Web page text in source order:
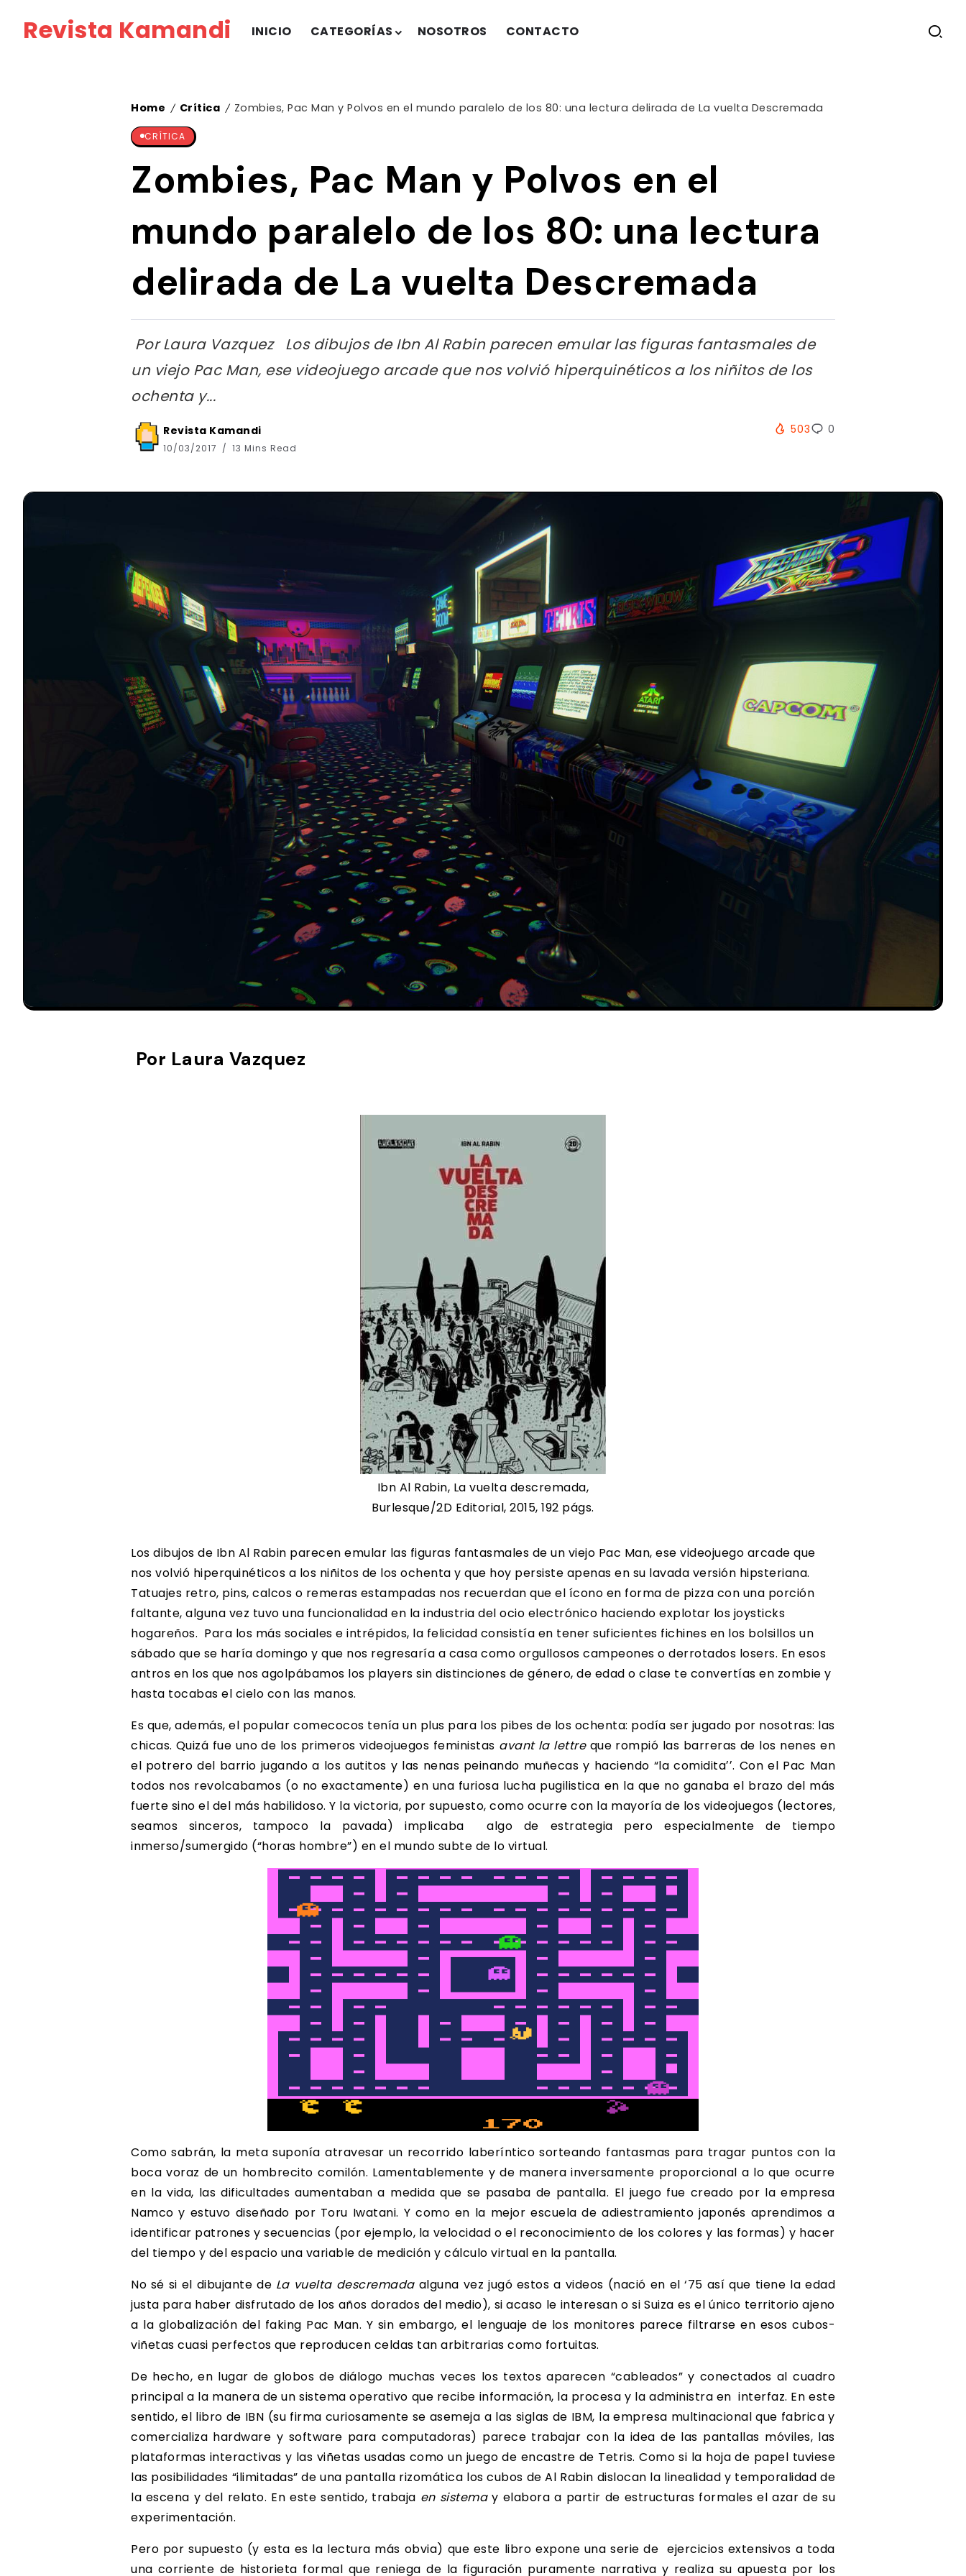
Revista Kamandi INICIO CATEGORÍAS NOSOTROS CONTACTO
Home / Crítica / Zombies, Pac Man y Polvos en el mundo paralelo de los 80: una lectura delirada de La vuelta Descremada
CRÍTICA
Zombies, Pac Man y Polvos en el
mundo paralelo de los 80: una lectura
delirada de La vuelta Descremada
Por Laura Vazquez Los dibujos de Ibn Al Rabin parecen emular las figuras fantasmales de
un viejo Pac Man, ese videojuego arcade que nos volvió hiperquinéticos a los niñitos de los
ochenta y...
Revista Kamandi
10/03/2017 13 Mins Read
503 0
Por Laura Vazquez
Ibn Al Rabin, La vuelta descremada,
Burlesque/2D Editorial, 2015, 192 págs.
Los dibujos de Ibn Al Rabin parecen emular las figuras fantasmales de un viejo Pac Man, ese videojuego arcade que
nos volvió hiperquinéticos a los niñitos de los ochenta y que hoy persiste apenas en su lavada versión hipsteriana.
Tatuajes retro, pins, calcos o remeras estampadas nos recuerdan que el ícono en forma de pizza con una porción
faltante, alguna vez tuvo una funcionalidad en la industria del ocio electrónico haciendo explotar los joysticks
hogareños. Para los más sociales e intrépidos, la felicidad consistía en tener suficientes fichines en los bolsillos un
sábado que se haría domingo y que nos regresaría a casa como orgullosos campeones o derrotados losers. En esos
antros en los que nos agolpábamos los players sin distinciones de género, de edad o clase te convertías en zombie y
hasta tocabas el cielo con las manos.
Es que, además, el popular comecocos tenía un plus para los pibes de los ochenta: podía ser jugado por nosotras: las
chicas. Quizá fue uno de los primeros videojuegos feministas avant la lettre que rompió las barreras de los nenes en
el potrero del barrio jugando a los autitos y las nenas peinando muñecas y haciendo “la comiditaʼʼ. Con el Pac Man
todos nos revolcabamos (o no exactamente) en una furiosa lucha pugilistica en la que no ganaba el brazo del más
fuerte sino el del más habilidoso. Y la victoria, por supuesto, como ocurre con la mayoría de los videojuegos (lectores,
seamos sinceros, tampoco la pavada) implicaba algo de estrategia pero especialmente de tiempo
inmerso/sumergido (“horas hombre”) en el mundo subte de lo virtual.
Como sabrán, la meta suponía atravesar un recorrido laberíntico sorteando fantasmas para tragar puntos con la
boca voraz de un hombrecito comilón. Lamentablemente y de manera inversamente proporcional a lo que ocurre
en la vida, las dificultades aumentaban a medida que se pasaba de pantalla. El juego fue creado por la empresa
Namco y estuvo diseñado por Toru Iwatani. Y como en la mejor escuela de adiestramiento japonés aprendimos a
identificar patrones y secuencias (por ejemplo, la velocidad o el reconocimiento de los colores y las formas) y hacer
del tiempo y del espacio una variable de medición y cálculo virtual en la pantalla.
No sé si el dibujante de La vuelta descremadaalguna vez jugó estos a videos (nació en el ‘75 así que tiene la edad
justa para haber disfrutado de los años dorados del medio), si acaso le interesan o si Suiza es el único territorio ajeno
a la globalización del faking Pac Man. Y sin embargo, el lenguaje de los monitores parece filtrarse en esos cubos-
viñetas cuasi perfectos que reproducen celdas tan arbitrarias como fortuitas.
De hecho, en lugar de globos de diálogo muchas veces los textos aparecen “cableados” y conectados al cuadro
principal a la manera de un sistema operativo que recibe información, la procesa y la administra en interfaz. En este
sentido, el libro de IBN (su firma curiosamente se asemeja a las siglas de IBM, la empresa multinacional que fabrica y
comercializa hardware y software para computadoras) parece trabajar con la idea de las pantallas móviles, las
plataformas interactivas y las viñetas usadas como un juego de encastre de Tetris. Como si la hoja de papel tuviese
las posibilidades “ilimitadas” de una pantalla rizomática los cubos de Al Rabin dislocan la linealidad y temporalidad de
la escena y del relato. En este sentido, trabaja en sistemay elabora a partir de estructuras formales el azar de su
experimentación.
Pero por supuesto (y esta es la lectura más obvia) que este libro expone una serie de ejercicios extensivos a toda
una corriente de historieta formal que reniega de la figuración puramente narrativa y realiza su apuesta por los